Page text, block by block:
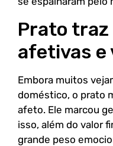
Prato
afetivas e
Embora muitos
doméstico, o prato
afeto. Ele marcou
isso, além do valor
grande peso